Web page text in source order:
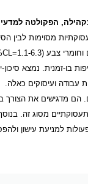
הפקולטה
מסוימות לבין
וחומרי צבע (6.3
בו-זמנית. נמצא
עבודה ועיסוקים כאלה.
הם מדגישים את הצורך
מסוג זה.
למניעת עישון